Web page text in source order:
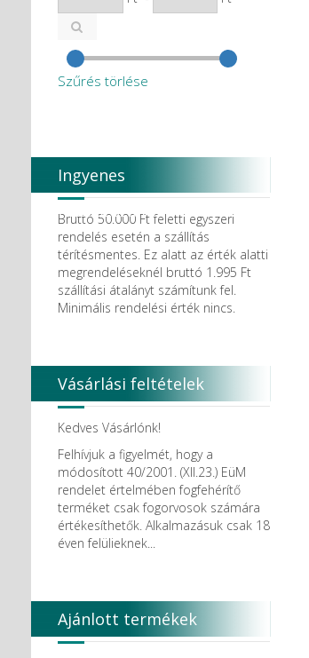
Szűrés törlése
Ingyenes
házhozszállítás
Bruttó 50.000 Ft feletti egyszeri
rendelés esetén a szállítás
térítésmentes. Ez alatt az érték alatti
megrendeléseknél bruttó 1.995 Ft
szállítási átalányt számítunk fel.
Minimális rendelési érték nincs.
Vásárlási feltételek
Kedves Vásárlónk!
Felhívjuk a figyelmét, hogy a
módosított 40/2001. (XII.23.) EüM
rendelet értelmében fogfehérítő
terméket csak fogorvosok számára
értékesíthetők. Alkalmazásuk csak 18
éven felülieknek...
Ajánlott termékek